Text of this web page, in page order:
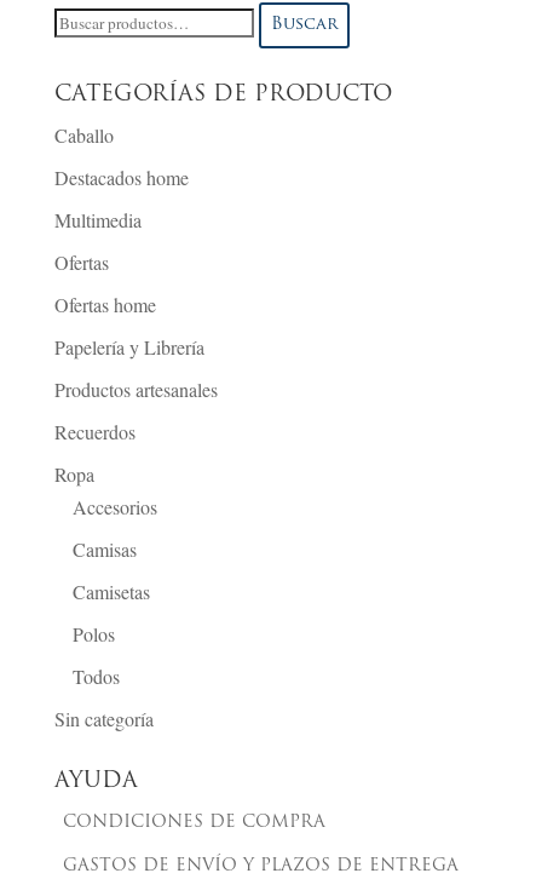
Buscar
Buscar
CATEGORÍAS DE PRODUCTO
Caballo
Destacados home
Multimedia
Ofertas
Ofertas home
Papelería y Librería
Productos artesanales
Recuerdos
Ropa
Accesorios
Camisas
Camisetas
Polos
Todos
Sin categoría
AYUDA
CONDICIONES DE COMPRA
GASTOS DE ENVÍO Y PLAZOS DE ENTREGA